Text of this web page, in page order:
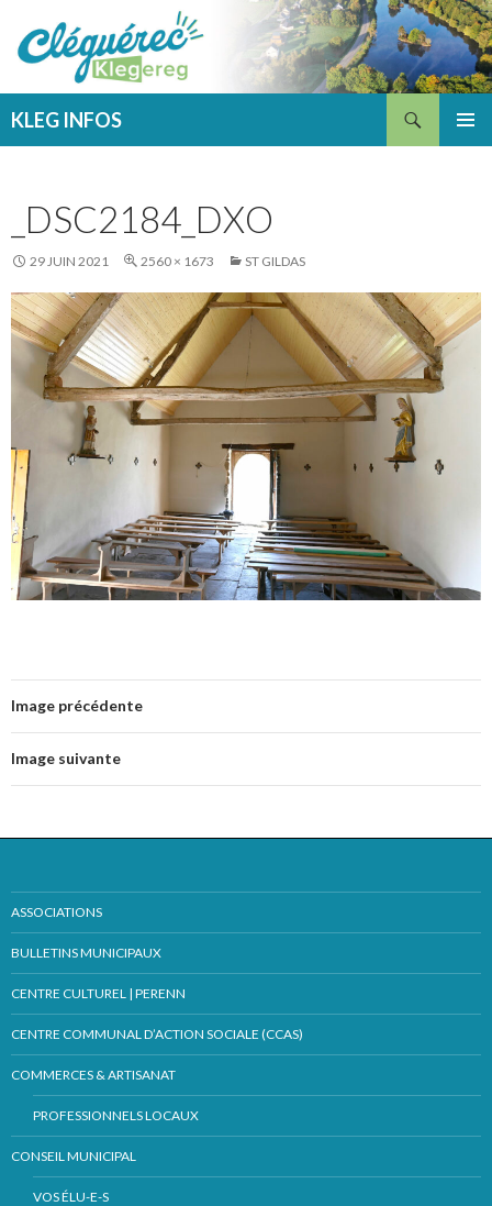
KLEG INFOS
_DSC2184_DXO
29 JUIN 2021 2560 × 1673 ST GILDAS
Image précédente
Image suivante
ASSOCIATIONS
BULLETINS MUNICIPAUX
CENTRE CULTUREL | PERENN
CENTRE COMMUNAL D’ACTION SOCIALE (CCAS)
COMMERCES & ARTISANAT
PROFESSIONNELS LOCAUX
CONSEIL MUNICIPAL
VOS ÉLU-E-S